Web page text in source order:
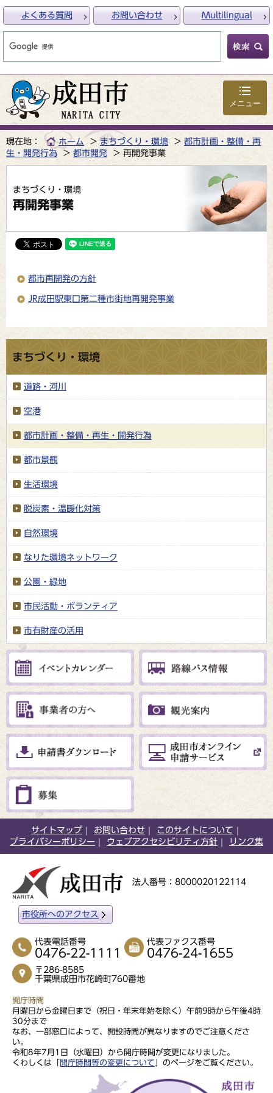
メニュー
よくある質問 お問い合わせ Multilingual
現在地： ホーム まちづくり・環境
都市計画・整備・再
生・開発行為
都市開発 再開発事業
まちづくり・環境
再開発事業
都市再開発の方針
JR成田駅東口第二種市街地再開発事業
まちづくり・環境
道路・河川
空港
都市計画・整備・再生・開発行為
都市景観
生活環境
脱炭素・温暖化対策
自然環境
なりた環境ネットワーク
公園・緑地
市民活動・ボランティア
市有財産の活用
サイトマップ お問い合わせ
このサイトについて
プライバシーポリシー
ウェブアクセシビリティ方針 リンク集
法人番号：8000020122114
市役所へのアクセス
代表電話番号
0476-22-1111
代表ファクス番号
0476-24-1655
〒286-8585
千葉県成田市花崎町760番地
開庁時間
月曜日から金曜日まで（祝日・年末年始を除く）午前9時から午後4時
30分まで
なお、一部窓口によって、開設時間が異なりますのでご注意くださ
い。
令和8年7月1日（水曜日）から開庁時間が変更になりました。
くわしくは「
開庁時間等の変更について 」のページをご覧ください。